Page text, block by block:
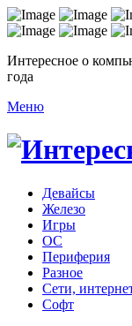
Интересное о
года
Меню
Девайсы
Железо
Игры
ОС
Периферия
Разное
Сети,
Софт